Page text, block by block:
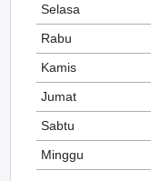
Selasa
Rabu
Kamis
Jumat
Sabtu
Minggu